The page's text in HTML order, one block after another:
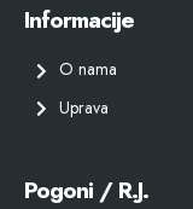
Informacije
O nama
Uprava
Pogoni / R.J.